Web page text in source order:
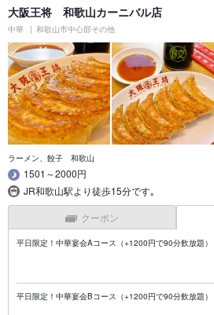
大阪王将 和歌山カーニバル店
中華 和歌山市中心部その他
ラーメン、餃子 和歌山
1501～2000円
JR和歌山駅より徒歩15分です｡
クーポン
平日限定！中華宴会Aコース（+1200円で90分飲放題）
平日限定！中華宴会Bコース（+1200円で90分飲放題）